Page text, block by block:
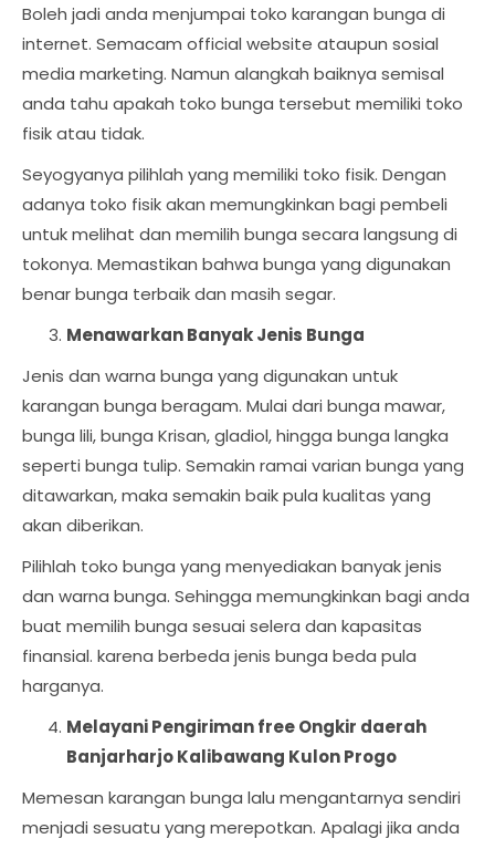
Boleh jadi anda menjumpai toko karangan bunga di
internet. Semacam official website ataupun sosial
media marketing. Namun alangkah baiknya semisal
anda tahu apakah toko bunga tersebut memiliki toko
fisik atau tidak.
Seyogyanya pilihlah yang memiliki toko fisik. Dengan
adanya toko fisik akan memungkinkan bagi pembeli
untuk melihat dan memilih bunga secara langsung di
tokonya. Memastikan bahwa bunga yang digunakan
benar bunga terbaik dan masih segar.
Menawarkan Banyak Jenis Bunga
Jenis dan warna bunga yang digunakan untuk
karangan bunga beragam. Mulai dari bunga mawar,
bunga lili, bunga Krisan, gladiol, hingga bunga langka
seperti bunga tulip. Semakin ramai varian bunga yang
ditawarkan, maka semakin baik pula kualitas yang
akan diberikan.
Pilihlah toko bunga yang menyediakan banyak jenis
dan warna bunga. Sehingga memungkinkan bagi anda
buat memilih bunga sesuai selera dan kapasitas
finansial. karena berbeda jenis bunga beda pula
harganya.
Melayani Pengiriman free Ongkir daerah
Banjarharjo Kalibawang Kulon Progo
Memesan karangan bunga lalu mengantarnya sendiri
menjadi sesuatu yang merepotkan. Apalagi jika anda